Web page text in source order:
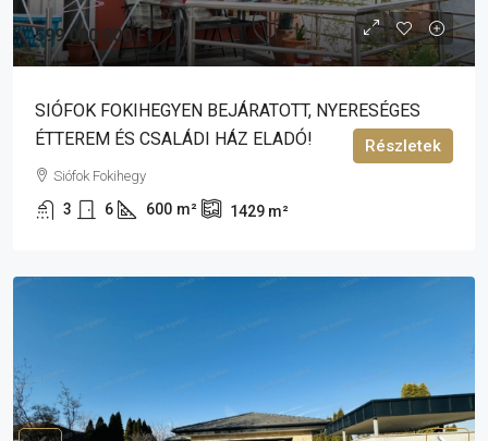
599 000 000 Ft
SIÓFOK FOKIHEGYEN BEJÁRATOTT, NYERESÉGES
ÉTTEREM ÉS CSALÁDI HÁZ ELADÓ!
Siófok Fokihegy
3 6 600 m² 1429 m²
Részletek